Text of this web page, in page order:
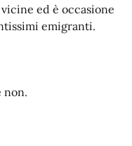
ed è occasione
emigranti.
non.